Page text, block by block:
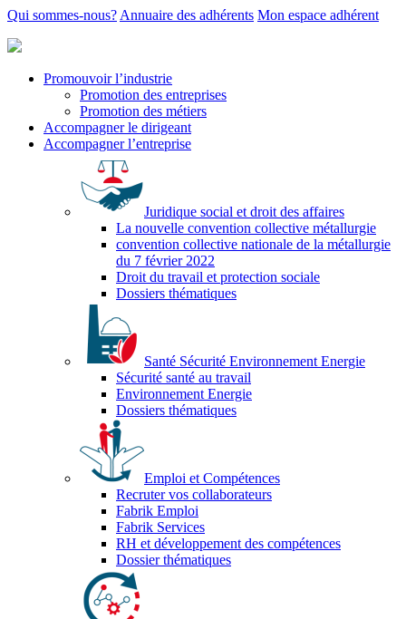
Qui sommes-nous? Annuaire des adhérents Mon espace adhérent
Promouvoir l’industrie
Promotion des entreprises
Promotion des métiers
Accompagner le dirigeant
Accompagner l’entreprise
Juridique social et droit des affaires
La nouvelle convention collective métallurgie
convention collective nationale de la métallurgie
du 7 février 2022
Droit du travail et protection sociale
Dossiers thématiques
Santé Sécurité Environnement Energie
Sécurité santé au travail
Environnement Energie
Dossiers thématiques
Emploi et Compétences
Recruter vos collaborateurs
Fabrik Emploi
Fabrik Services
RH et développement des compétences
Dossier thématiques